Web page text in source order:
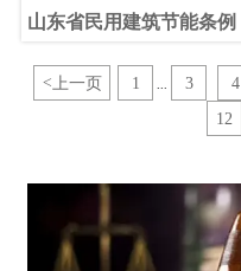
山东省民用建筑节能条例
<上一页 1 ... 3 4
12